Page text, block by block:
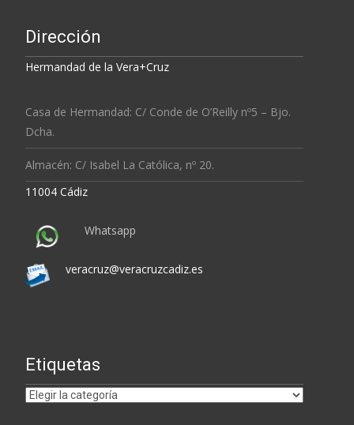
Dirección
Hermandad de la Vera+Cruz
Casa de Hermandad: C/ Conde de O’Reilly nº5 – Bjo.
Dcha.
Almacén: C/ Isabel La Católica, nº 20.
11004 Cádiz
Whatsapp
veracruz@veracruzcadiz.es
Etiquetas
Etiquetas